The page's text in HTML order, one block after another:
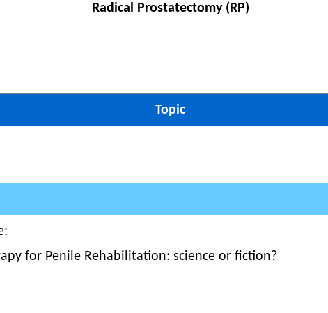
Radical Prostatectomy (RP)
Topic
for Penile Rehabilitation: science or fiction?